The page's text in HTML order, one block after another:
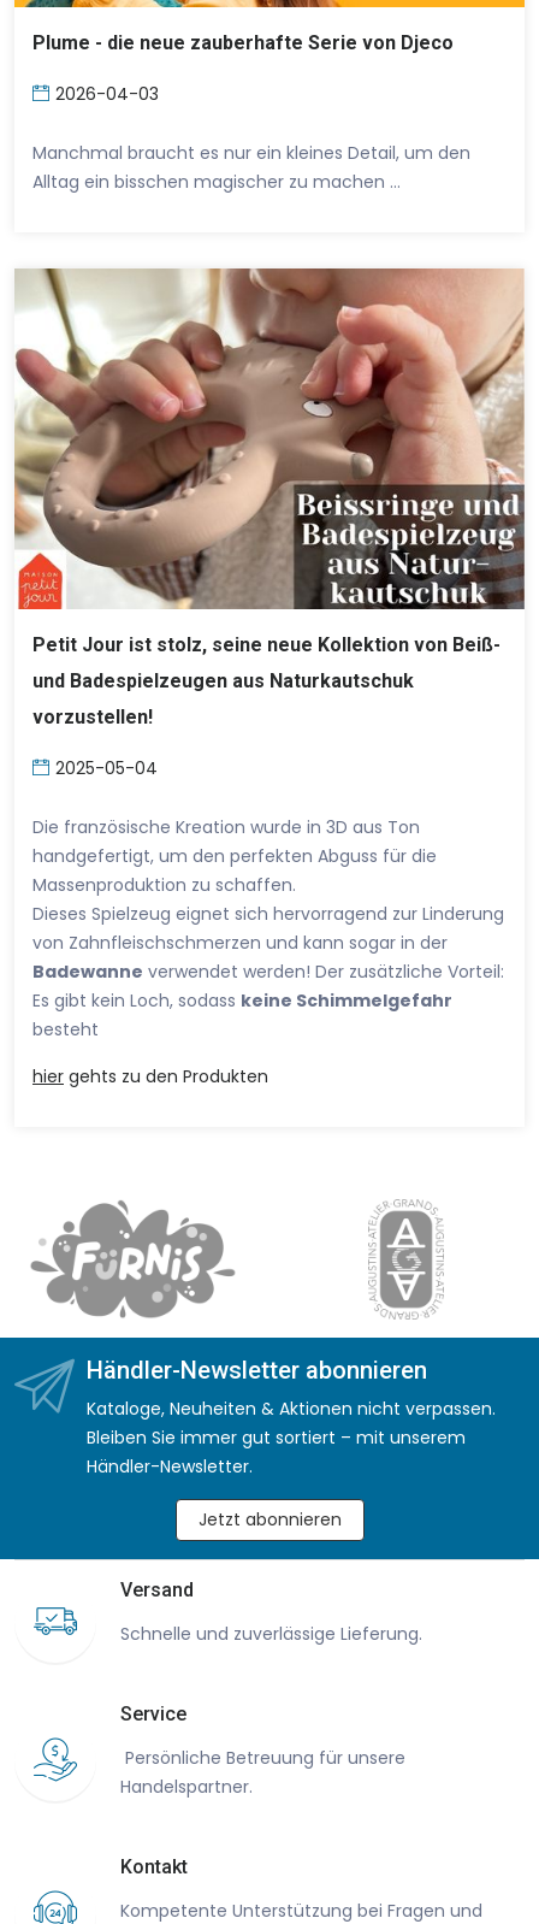
Plume - die neue zauberhafte Serie von Djeco
2026-04-03
Manchmal braucht es nur ein kleines Detail, um den
Alltag ein bisschen magischer zu machen …
Petit Jour ist stolz, seine neue Kollektion von Beiß-
und Badespielzeugen aus Naturkautschuk
vorzustellen!
2025-05-04
Die französische Kreation wurde in 3D aus Ton
handgefertigt, um den perfekten Abguss für die
Massenproduktion zu schaffen.
Dieses Spielzeug eignet sich hervorragend zur Linderung
von Zahnfleischschmerzen und kann sogar in der
Badewanne verwendet werden! Der zusätzliche Vorteil:
Es gibt kein Loch, sodass keine Schimmelgefahr
besteht
hier gehts zu den Produkten
Händler-Newsletter abonnieren
Kataloge, Neuheiten & Aktionen nicht verpassen.
Bleiben Sie immer gut sortiert – mit unserem
Händler-Newsletter.
Jetzt abonnieren
Versand
Schnelle und zuverlässige Lieferung.
Service
Persönliche Betreuung für unsere
Handelspartner.
Kontakt
Kompetente Unterstützung bei Fragen und